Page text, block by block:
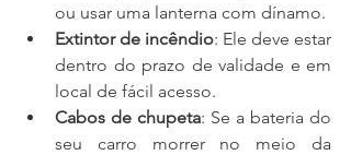
ou usar uma lanterna com dínamo.
Extintor de incêndio: Ele deve estar
dentro do prazo de validade e em
local de fácil acesso.
Cabos de chupeta: Se a bateria do
seu carro morrer no meio da